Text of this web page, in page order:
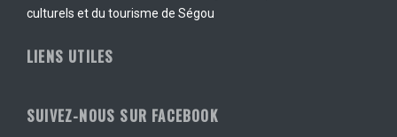
culturels et du tourisme de Ségou
LIENS UTILES
SUIVEZ-NOUS SUR FACEBOOK